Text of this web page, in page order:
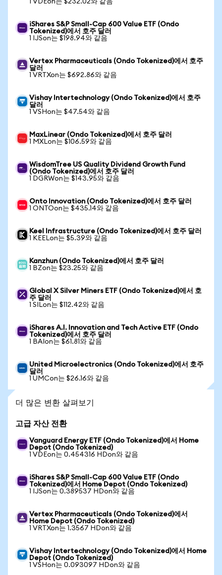
1 VDEon는 $232.02와 같음
iShares S&P Small-Cap 600 Value ETF (Ondo
Tokenized)에서 호주 달러
1 IJSon는 $198.94와 같음
Vertex Pharmaceuticals (Ondo Tokenized)에서 호주
달러
1 VRTXon는 $692.86와 같음
Vishay Intertechnology (Ondo Tokenized)에서 호주
달러
1 VSHon는 $47.54와 같음
MaxLinear (Ondo Tokenized)에서 호주 달러
1 MXLon는 $106.59와 같음
WisdomTree US Quality Dividend Growth Fund
(Ondo Tokenized)에서 호주 달러
1 DGRWon는 $143.95와 같음
Onto Innovation (Ondo Tokenized)에서 호주 달러
1 ONTOon는 $435.14와 같음
Keel Infrastructure (Ondo Tokenized)에서 호주 달러
1 KEELon는 $5.39와 같음
Kanzhun (Ondo Tokenized)에서 호주 달러
1 BZon는 $23.25와 같음
Global X Silver Miners ETF (Ondo Tokenized)에서 호
주 달러
1 SILon는 $112.42와 같음
iShares A.I. Innovation and Tech Active ETF (Ondo
Tokenized)에서 호주 달러
1 BAIon는 $61.81와 같음
United Microelectronics (Ondo Tokenized)에서 호주
달러
1 UMCon는 $26.16와 같음
더 많은 변환 살펴보기
고급 자산 전환
Vanguard Energy ETF (Ondo Tokenized)에서 Home
Depot (Ondo Tokenized)
1 VDEon는 0.454316 HDon와 같음
iShares S&P Small-Cap 600 Value ETF (Ondo
Tokenized)에서 Home Depot (Ondo Tokenized)
1 IJSon는 0.389537 HDon와 같음
Vertex Pharmaceuticals (Ondo Tokenized)에서
Home Depot (Ondo Tokenized)
1 VRTXon는 1.3567 HDon와 같음
Vishay Intertechnology (Ondo Tokenized)에서 Home
Depot (Ondo Tokenized)
1 VSHon는 0.093097 HDon와 같음